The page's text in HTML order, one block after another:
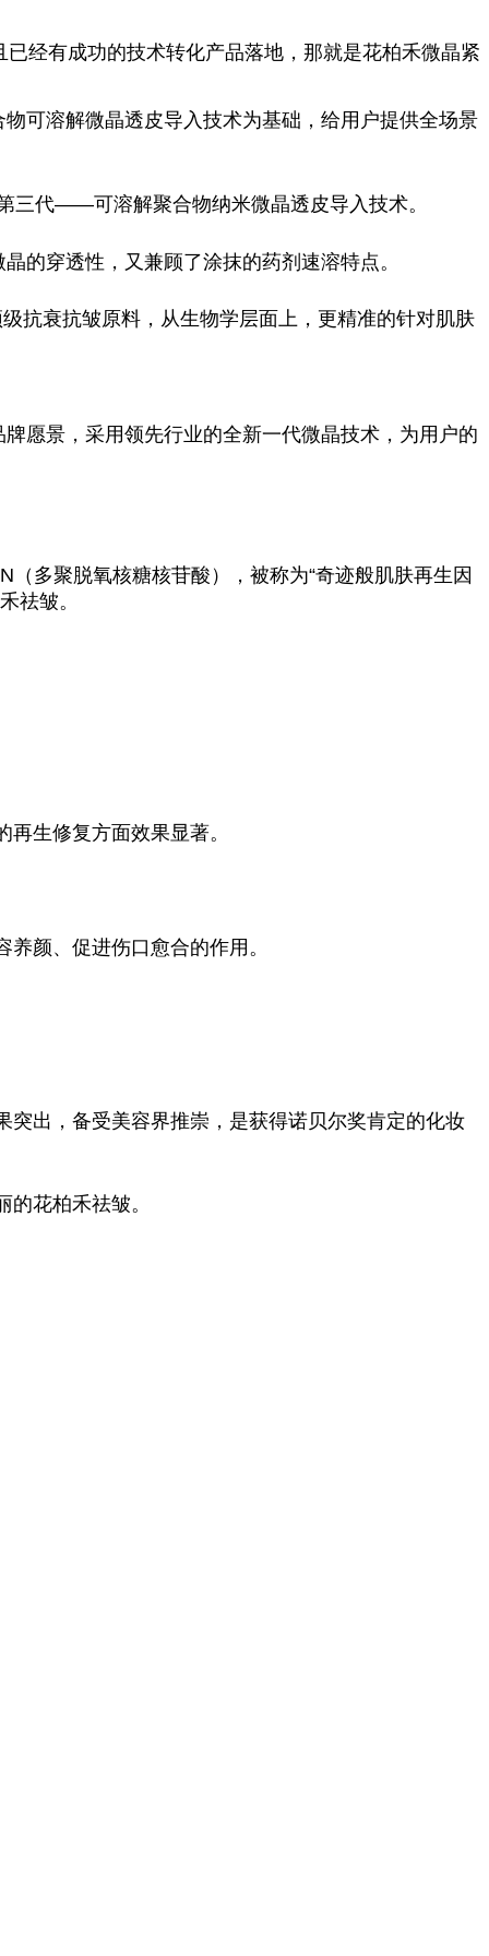
经有成功的技术转化产品落地，那就是花柏禾微晶紧
可溶解微晶透皮导入技术为基础，给用户提供全场景
三代——可溶解聚合物纳米微晶透皮导入技术。
的穿透性，又兼顾了涂抹的药剂速溶特点。
抗衰抗皱原料，从生物学层面上，更精准的针对肌肤
愿景，采用领先行业的全新一代微晶技术，为用户的
多聚脱氧核糖核苷酸），被称为“奇迹般肌肤再生因
祛皱。
生修复方面效果显著。
颜、促进伤口愈合的作用。
出，备受美容界推崇，是获得诺贝尔奖肯定的化妆
花柏禾祛皱。